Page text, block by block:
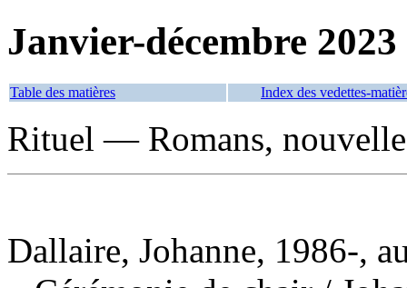
Janvier-décembre 2023
Table des matières Index des vedettes-
Rituel — Romans,
Dallaire, Johanne, 1986-,